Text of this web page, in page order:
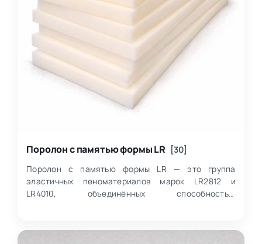
Поролон с памятью формы LR
[30]
Поролон с памятью формы LR — это группа
эластичных пеноматериалов марок LR2812 и
LR4010, объединённых способностью